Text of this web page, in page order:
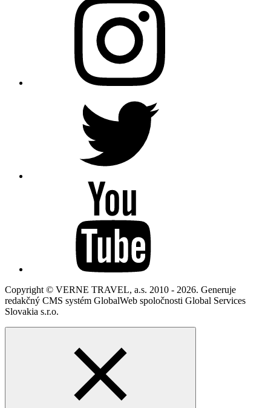
Copyright © VERNE TRAVEL, a.s. 2010 - 2026. Generuje
redakčný CMS systém GlobalWeb spoločnosti Global Services
Slovakia s.r.o.